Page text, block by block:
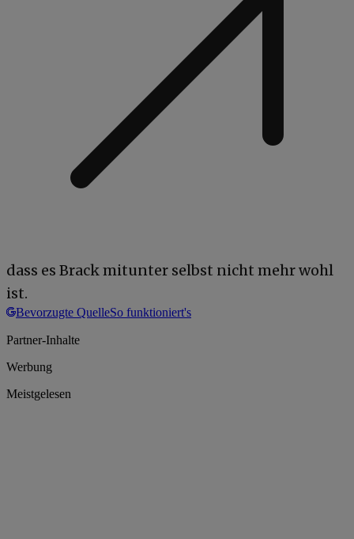
dass es Brack mitunter selbst nicht mehr wohl
ist.
Bevorzugte QuelleSo funktioniert's
Partner-Inhalte
Werbung
Meistgelesen